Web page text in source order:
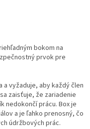
bokom na
prvok pre
a vyžaduje, aby každý člen
zaisťuje, že zariadenie
nedokončí prácu. Box je
a je ľahko prenosný, čo
údržbových prác.